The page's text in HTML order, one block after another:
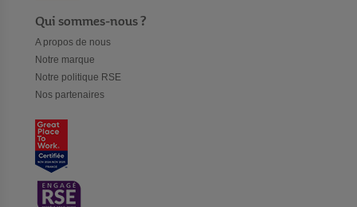
Qui sommes-nous ?
A propos de nous
Notre marque
Notre politique RSE
Nos partenaires